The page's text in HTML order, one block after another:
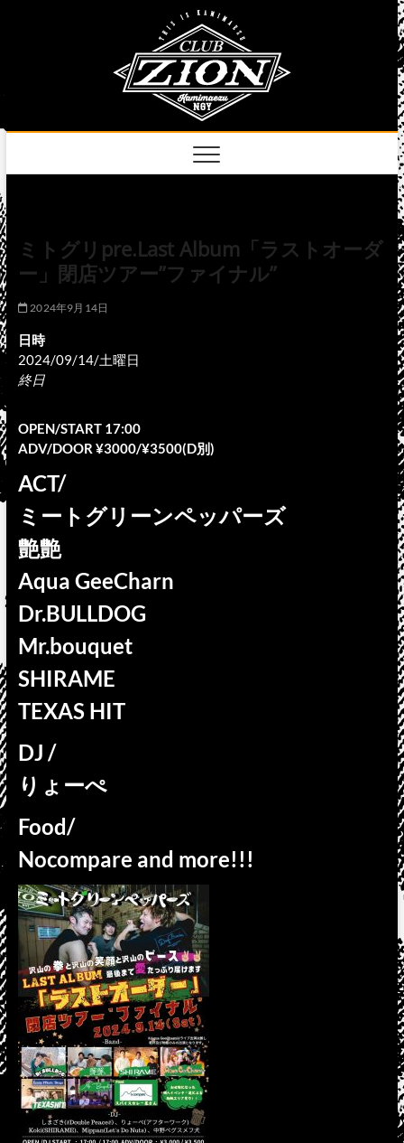
ミトグリpre.Last Album「ラストオーダ
ー」閉店ツアー”ファイナル”
2024年9月14日
日時
2024/09/14/土曜日
終日
OPEN/START 17:00
ADV/DOOR ¥3000/¥3500(D別)
ACT/
ミートグリーンペッパーズ
艶艶
Aqua GeeCharn
Dr.BULLDOG
Mr.bouquet
SHIRAME
TEXAS HIT
DJ /
りょーぺ
Food/
Nocompare and more!!!